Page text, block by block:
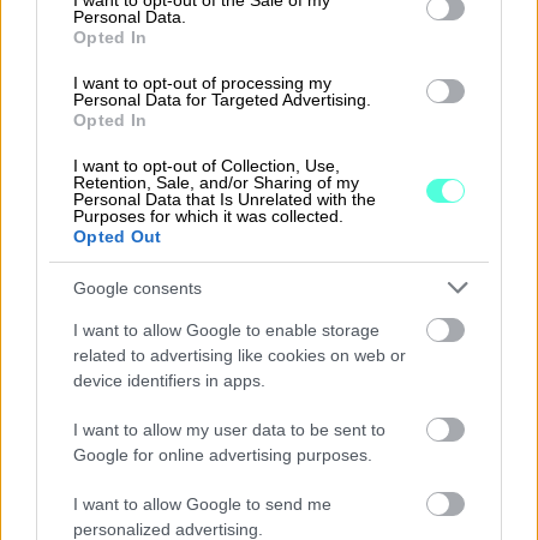
Personal Data.
Opted In
I want to opt-out of processing my
Personal Data for Targeted Advertising.
Opted In
I want to opt-out of Collection, Use,
Retention, Sale, and/or Sharing of my
Personal Data that Is Unrelated with the
Purposes for which it was collected.
Opted Out
Google consents
I want to allow Google to enable storage
related to advertising like cookies on web or
device identifiers in apps.
I want to allow my user data to be sent to
Google for online advertising purposes.
I want to allow Google to send me
personalized advertising.
kalenteri 2026
Procountor on nyt osa Finagoa, kun
Pohjoismaiset ohjelmistoyritykset
yhdistyvät
Tietoturva ei ole vaihtoehto –
Procountorissa kaksivaiheinen
tunnistautuminen on jo arkea